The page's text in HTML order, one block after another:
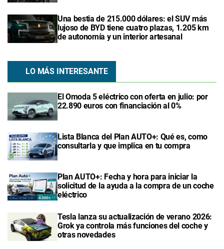
Una bestia de 215.000 dólares: el SUV más
lujoso de BYD tiene cuatro plazas, 1.205 km
de autonomía y un interior artesanal
LO MÁS INTERESANTE
El Omoda 5 eléctrico con oferta en julio: por
22.890 euros con financiación al 0%
Lista Blanca del Plan AUTO+: Qué es, como
consultarla y que implica en tu compra
Plan AUTO+: Fecha y hora para iniciar la
solicitud de la ayuda a la compra de un coche
eléctrico
Tesla lanza su actualización de verano 2026:
Grok ya controla más funciones del coche y
otras novedades